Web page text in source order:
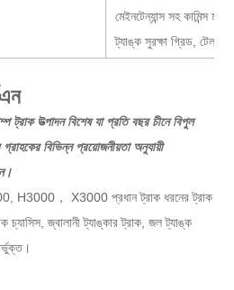
মেইনটেন্যান্স সহ কামিন্স
ট্যাঙ্ক সুরক্ষা গ্রিড,
ট্রাক উত্পাদন বিশেষযা প্রতি বছর চীনে বিপুল
গ্রাহকের বিভিন্ন প্রয়োজনীয়তা অনুযায়ী
H3000， X3000 প্রধান ট্রাক ধরনের ট্রাক
চ্যাসিস, জ্বালানী ট্যাঙ্কার ট্রাক, জল ট্যাঙ্ক